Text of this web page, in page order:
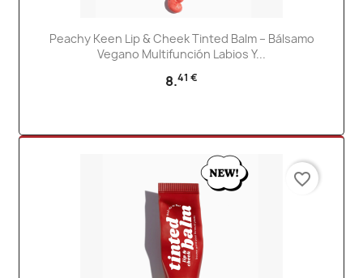
Peachy Keen Lip & Cheek Tinted Balm – Bálsamo
Vegano Multifunción Labios Y...
8.41 €
favorite_border